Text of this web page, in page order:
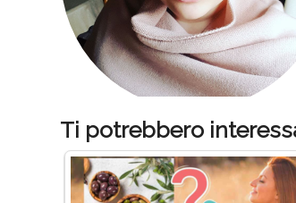
Ti potrebbero